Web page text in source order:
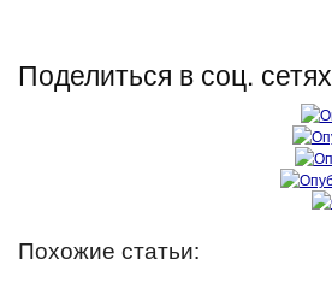
Поделиться в соц. сетях
Похожие статьи: